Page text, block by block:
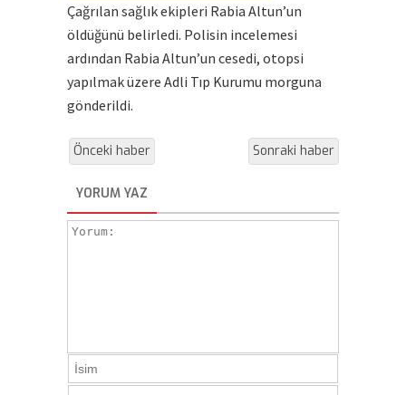
Çağrılan sağlık ekipleri Rabia Altun’un
öldüğünü belirledi. Polisin incelemesi
ardından Rabia Altun’un cesedi, otopsi
yapılmak üzere Adli Tıp Kurumu morguna
gönderildi.
Önceki haber Sonraki haber
YORUM YAZ